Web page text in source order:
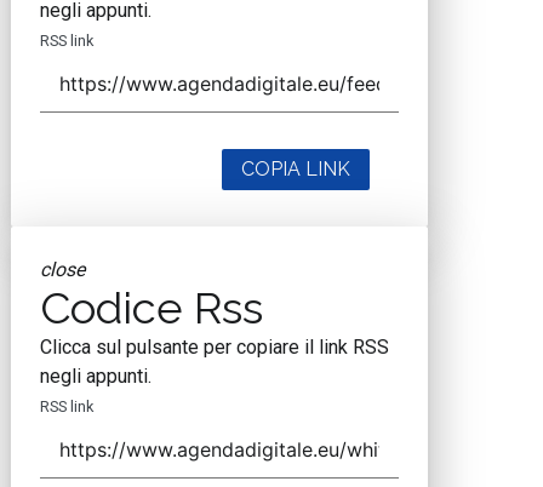
negli appunti.
RSS link
COPIA LINK
close
Codice Rss
Clicca sul pulsante per copiare il link RSS
negli appunti.
RSS link